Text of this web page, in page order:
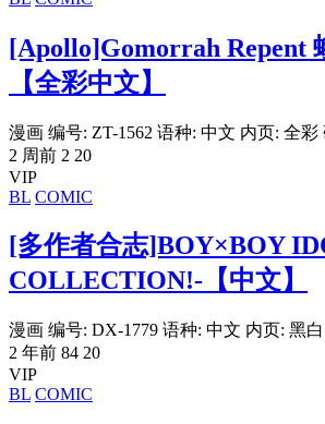
[Apollo]Gomorrah Repent
【全彩中文】
漫画 编号: ZT-1562 语种: 中文 内页: 全彩
2 周前 2 20
VIP
BL COMIC
[多作者合志]BOY×BOY
COLLECTION!-【中文】
漫画 编号: DX-1779 语种: 中文 内页: 黑
2 年前 84 20
VIP
BL COMIC